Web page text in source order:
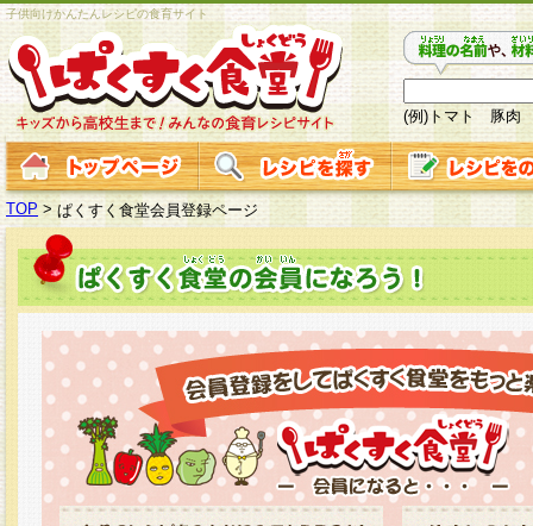
子供向けかんたんレシピの食育サイト
(例)トマト 豚肉
TOP > ぱくすく食堂会員登録ページ